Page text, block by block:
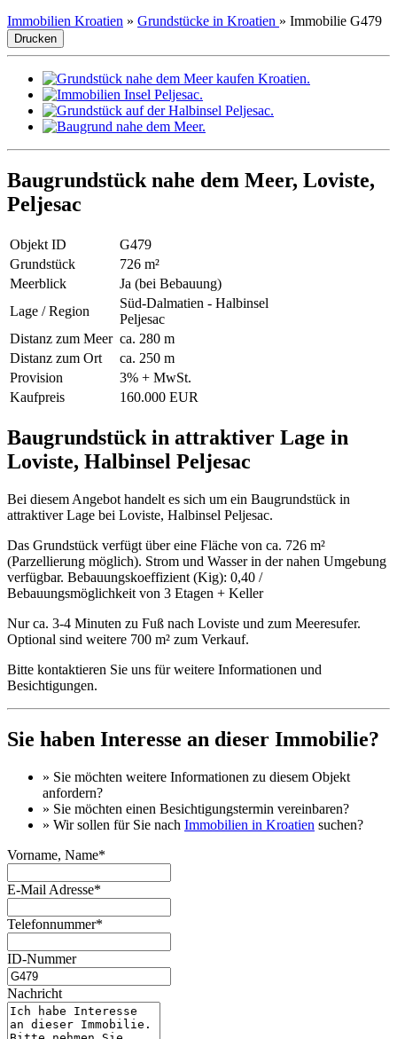
Immobilien Kroatien » Grundstücke in Kroatien » Immobilie G479
Drucken
Baugrundstück nahe dem Meer, Loviste,
Peljesac
Objekt ID
G479
Grundstück
726 m²
Meerblick
Ja (bei Bebauung)
Lage / Region
Süd-Dalmatien - Halbinsel
Peljesac
Distanz zum Meer ca. 280 m
Distanz zum Ort
ca. 250 m
Provision
3% + MwSt.
Kaufpreis
160.000 EUR
Baugrundstück in attraktiver Lage in
Loviste, Halbinsel Peljesac
Bei diesem Angebot handelt es sich um ein Baugrundstück in
attraktiver Lage bei Loviste, Halbinsel Peljesac.
Das Grundstück verfügt über eine Fläche von ca. 726 m²
(Parzellierung möglich). Strom und Wasser in der nahen Umgebung
verfügbar. Bebauungskoeffizient (Kig): 0,40 /
Bebauungsmöglichkeit von 3 Etagen + Keller
Nur ca. 3-4 Minuten zu Fuß nach Loviste und zum Meeresufer.
Optional sind weitere 700 m² zum Verkauf.
Bitte kontaktieren Sie uns für weitere Informationen und
Besichtigungen.
Sie haben Interesse an dieser Immobilie?
» Sie möchten weitere Informationen zu diesem Objekt
anfordern?
» Sie möchten einen Besichtigungstermin vereinbaren?
» Wir sollen für Sie nach Immobilien in Kroatien suchen?
Vorname, Name*
E-Mail Adresse*
Telefonnummer*
ID-Nummer
Nachricht